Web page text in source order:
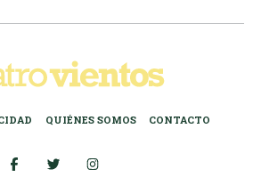
QUIÉNES SOMOS CONTACTO